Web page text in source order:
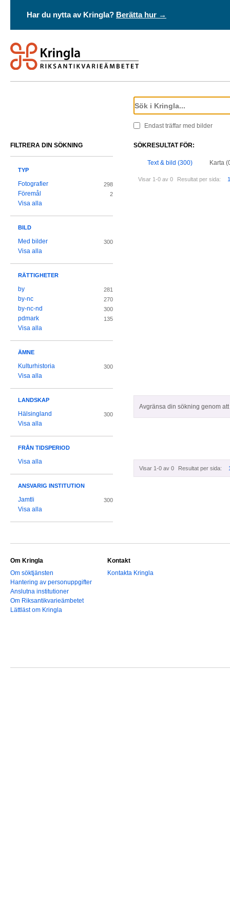
Har du nytta av Kringla? Berätta hur →
Endast träffar med bilder
SÖKRESULTAT FÖR:
Text & bild (300) Karta
Visar 1-0 av 0 Resultat per sida:
Avgränsa din sökning genom
Visar 1-0 av 0 Resultat per sida:
FILTRERA DIN SÖKNING
TYP
Fotografier 298
Föremål 2
Visa alla
BILD
Med bilder 300
Visa alla
RÄTTIGHETER
by 281
by-nc 270
by-nc-nd 300
pdmark 135
Visa alla
ÄMNE
Kulturhistoria 300
Visa alla
LANDSKAP
Hälsingland 300
Visa alla
FRÅN TIDSPERIOD
Visa alla
ANSVARIG INSTITUTION
Jamtli 300
Visa alla
Om Kringla
Om söktjänsten
Hantering av personuppgifter
Anslutna institutioner
Om Riksantikvarieämbetet
Lättläst om Kringla
Kontakt
Kontakta Kringla